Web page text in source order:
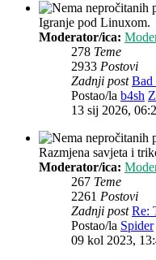
Igranje pod Linuxom.
Moderator/ica:
278 Teme
2933 Postovi
Zadnji post Bad
Postao/la b4sh
13 sij 2026,
Razmjena savjeta i
Moderator/ica:
267 Teme
2261 Postovi
Zadnji post Re:
Postao/la Spider
09 kol 2023,